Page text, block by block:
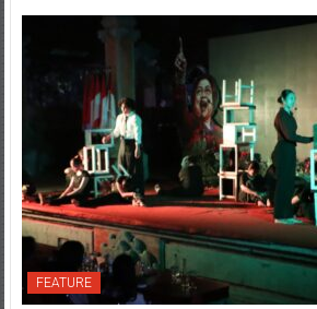
FEATURE